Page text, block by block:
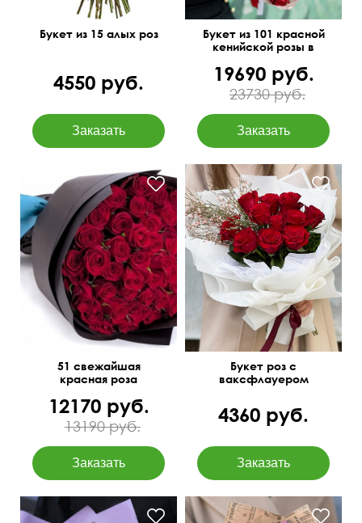
Букет из 15 алых роз
4550 руб.
Букет из 101 красной
кенийской розы в
19690 руб.
23730 руб.
50 см 60 см
51 свежайшая
красная роза
12170 руб.
13190 руб.
Пышная упаковка
Букет роз с
ваксфлауером
4360 руб.